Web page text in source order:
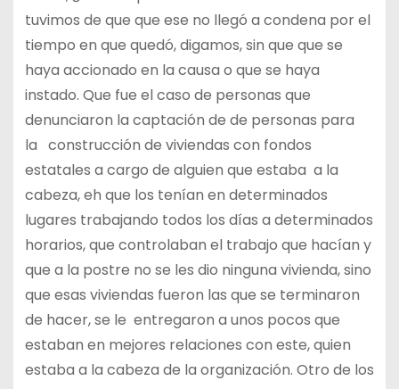
tuvimos de que que ese no llegó a condena por el
tiempo en que quedó, digamos, sin que que se
haya accionado en la causa o que se haya
instado. Que fue el caso de personas que
denunciaron la captación de de personas para
la construcción de viviendas con fondos
estatales a cargo de alguien que estaba a la
cabeza, eh que los tenían en determinados
lugares trabajando todos los días a determinados
horarios, que controlaban el trabajo que hacían y
que a la postre no se les dio ninguna vivienda, sino
que esas viviendas fueron las que se terminaron
de hacer, se le entregaron a unos pocos que
estaban en mejores relaciones con este, quien
estaba a la cabeza de la organización. Otro de los